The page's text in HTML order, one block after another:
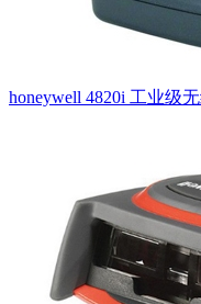
honeywell 4820i 工业级